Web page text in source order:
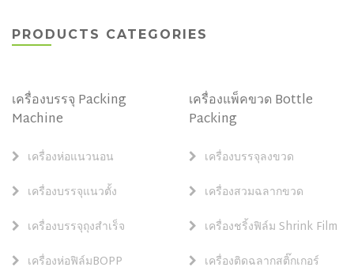
PRODUCTS CATEGORIES
เครื่องบรรจุ Packing
Machine
เครื่องห่อแนวนอน
เครื่องบรรจุแนวตั้ง
เครื่องบรรจุถุงสำเร็จ
เครื่องห่อฟิล์มBOPP
เครื่องแพ็คขวด Bottle
Packing
เครื่องบรรจุลงขวด
เครื่องสวมฉลากขวด
เครื่องชริ้งฟิล์ม Shrink Film
เครื่องติดฉลากสติ๊กเกอร์